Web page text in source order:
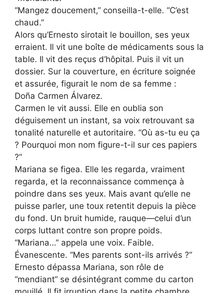
“Mangez doucement,” conseilla-t-elle. “C’est
chaud.”
Alors qu’Ernesto sirotait le bouillon, ses yeux
erraient. Il vit une boîte de médicaments sous la
table. Il vit des reçus d’hôpital. Puis il vit un
dossier. Sur la couverture, en écriture soignée
et assurée, figurait le nom de sa femme :
Doña Carmen Álvarez.
Carmen le vit aussi. Elle en oublia son
déguisement un instant, sa voix retrouvant sa
tonalité naturelle et autoritaire. “Où as-tu eu ça
? Pourquoi mon nom figure-t-il sur ces papiers
?”
Mariana se figea. Elle les regarda, vraiment
regarda, et la reconnaissance commença à
poindre dans ses yeux. Mais avant qu’elle ne
puisse parler, une toux retentit depuis la pièce
du fond. Un bruit humide, rauque—celui d’un
corps luttant contre son propre poids.
“Mariana…” appela une voix. Faible.
Évanescente. “Mes parents sont-ils arrivés ?”
Ernesto dépassa Mariana, son rôle de
“mendiant” se désintégrant comme du carton